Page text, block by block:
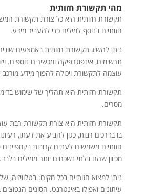
מהי תקשורת חזותית
תקשורת חזותית היא כל צורת תקשורת
חזותיים בנוסף למילים כדי להעביר מידע.
ניתן להשיג תקשורת חזותית באמצעים
תרשימים, אינפוגרפיקה ומכשירים נוספים.
עוצמה לתקשורת ויכולה להפוך מידע מורכב
תקשורת חזותית היא תהליך של שימוש
מסרים.
תקשורת חזותית היא צורת תקשורת רבת
בו בדרכים רבות, כגון להביע את דעתו,
חזותיים משמשים לעתים קרובות בקמפיינים
מכיוון שהם בלתי נשכחים יותר ממילים בלבד.
ניתן למצוא חזותיים בכל מקום: בטלוויזיה,
עיתונים ואפילו באינטרנט. הסוגים